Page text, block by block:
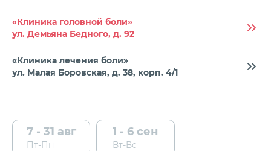
«Клиника головной боли»
ул. Демьяна Бедного, д. 92
«Клиника лечения боли»
ул. Малая Боровская, д. 38, корп. 4/1
7 - 31 авг
Пт-Пн
1 - 6 сен
Вт-Вс